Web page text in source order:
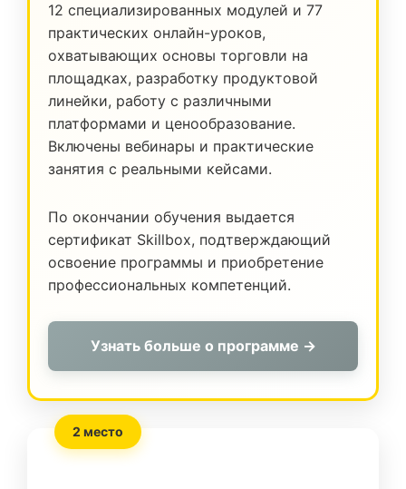
12 специализированных модулей и 77
практических онлайн-уроков,
охватывающих основы торговли на
площадках, разработку продуктовой
линейки, работу с различными
платформами и ценообразование.
Включены вебинары и практические
занятия с реальными кейсами.
По окончании обучения выдается
сертификат Skillbox, подтверждающий
освоение программы и приобретение
профессиональных компетенций.
Узнать больше о программе →
2 место